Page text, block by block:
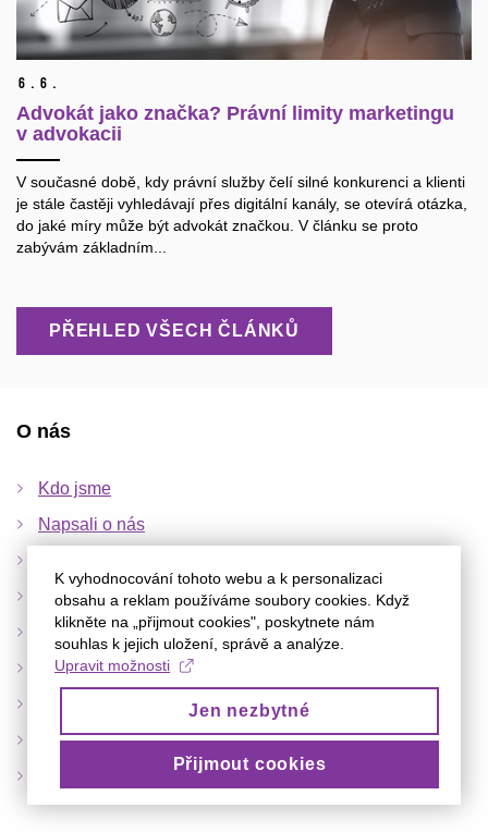
6. 6.
Advokát jako značka? Právní limity marketingu
v advokacii
V současné době, kdy právní služby čelí silné konkurenci a klienti
je stále častěji vyhledávají přes digitální kanály, se otevírá otázka,
do jaké míry může být advokát značkou. V článku se proto
zabývám základním...
PŘEHLED VŠECH ČLÁNKŮ
O nás
Kdo jsme
Napsali o nás
Partneři
Inzerce
Publikační podmínky
Prohlášení o ochraně osobních údajů
K vyhodnocování tohoto webu a k personalizaci
obsahu a reklam používáme soubory cookies. Když
klikněte na „přijmout cookies", poskytnete nám
souhlas k jejich uložení, správě a analýze.
Upravit možnosti
Jen nezbytné
Přijmout cookies